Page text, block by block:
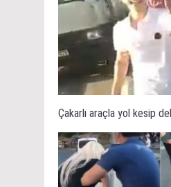
Çakarlı araçla yol kesip